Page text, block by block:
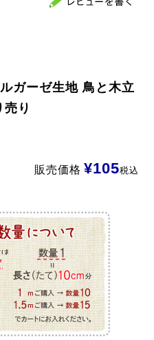
ガーゼ生地 鳥と木立
り
販売価格 ¥105税込